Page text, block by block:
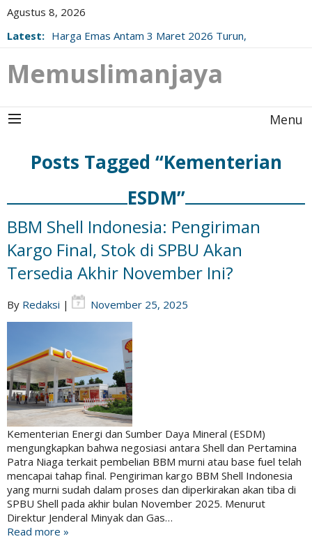
Agustus 8, 2026
Latest: Harga Emas Antam 3 Maret 2026 Turun,
Memuslimanjaya
Menu
Posts Tagged “Kementerian
ESDM”
BBM Shell Indonesia: Pengiriman
Kargo Final, Stok di SPBU Akan
Tersedia Akhir November Ini?
By Redaksi | November 25, 2025
Kementerian Energi dan Sumber Daya Mineral (ESDM)
mengungkapkan bahwa negosiasi antara Shell dan Pertamina
Patra Niaga terkait pembelian BBM murni atau base fuel telah
mencapai tahap final. Pengiriman kargo BBM Shell Indonesia
yang murni sudah dalam proses dan diperkirakan akan tiba di
SPBU Shell pada akhir bulan November 2025. Menurut
Direktur Jenderal Minyak dan Gas…
Read more »